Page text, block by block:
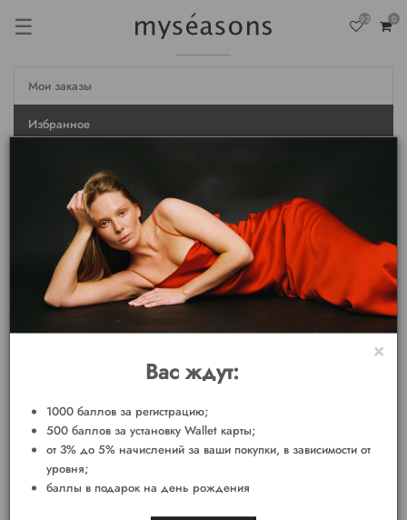
☰ 92 0
Мои заказы
Избранное
Личные данные
Мои бонусы
Выход
×
Вас ждут:
1000 баллов за регистрацию;
500 баллов за установку Wallet карты;
от 3% до 5% начислений за ваши покупки, в зависимости от
уровня;
баллы в подарок на день рождения